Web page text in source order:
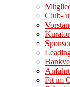
Club-
Anfahrt
Fit im